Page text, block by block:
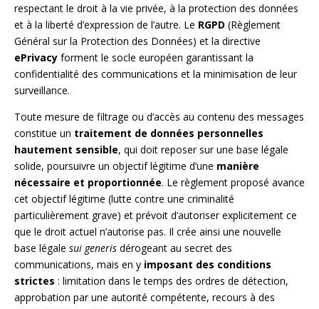
respectant le droit à la vie privée, à la protection des données
et à la liberté d’expression de l’autre. Le RGPD (Règlement
Général sur la Protection des Données) et la directive
ePrivacy forment le socle européen garantissant la
confidentialité des communications et la minimisation de leur
surveillance.
Toute mesure de filtrage ou d’accès au contenu des messages
constitue un traitement de données personnelles
hautement sensible, qui doit reposer sur une base légale
solide, poursuivre un objectif légitime d’une manière
nécessaire et proportionnée. Le règlement proposé avance
cet objectif légitime (lutte contre une criminalité
particulièrement grave) et prévoit d’autoriser explicitement ce
que le droit actuel n’autorise pas. Il crée ainsi une nouvelle
base légale sui generis dérogeant au secret des
communications, mais en y imposant des conditions
strictes : limitation dans le temps des ordres de détection,
approbation par une autorité compétente, recours à des